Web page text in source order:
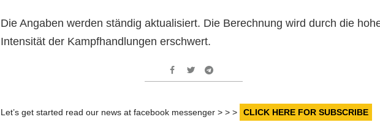
Die Angaben werden ständig aktualisiert. Die Berechnung wird durch die
Intensität der Kampfhandlungen erschwert.
Let’s get started read our news at facebook messenger > > > CLICK HERE FOR SUBSCRIBE